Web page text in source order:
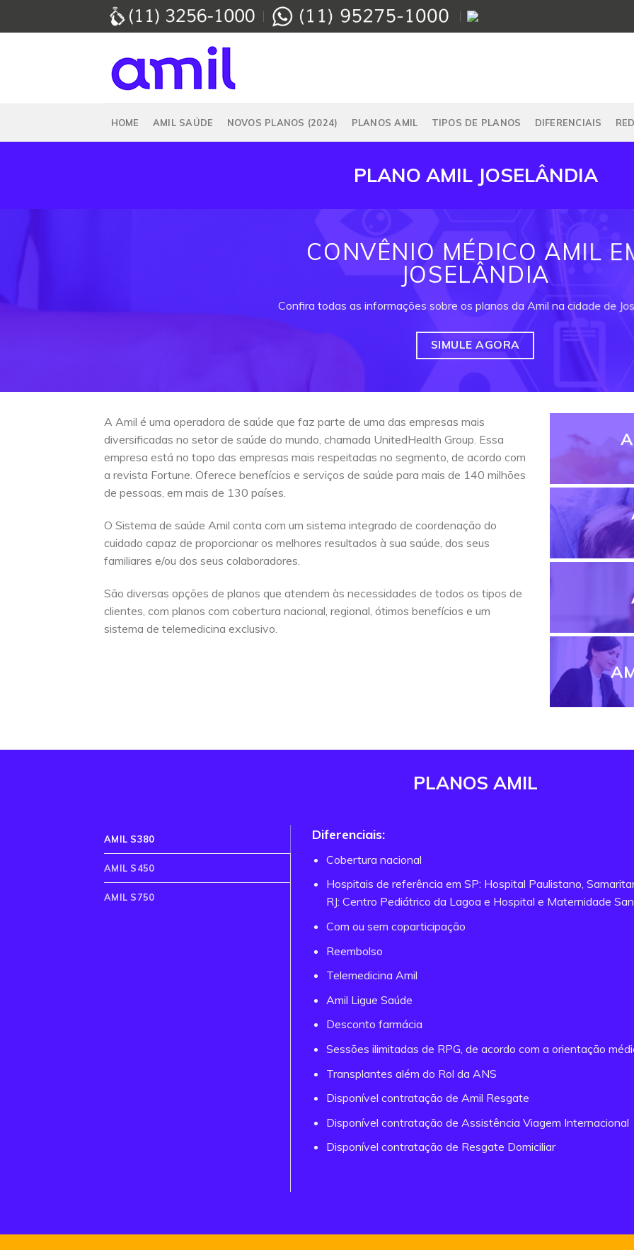
HOME AMIL SAÚDE NOVOS PLANOS (2024) PLANOS AMIL TIPOS DE PLANOS DIFERENCIAIS
PLANO AMIL JOSELÂNDIA
CONVÊNIO MÉDICO AMIL
JOSELÂNDIA
Confira todas as informações sobre os planos da Amil na cidade de
SIMULE AGORA
A Amil é uma operadora de saúde que faz parte de uma das empresas mais
diversificadas no setor de saúde do mundo, chamada UnitedHealth Group. Essa
empresa está no topo das empresas mais respeitadas no segmento, de acordo com
a revista Fortune. Oferece benefícios e serviços de saúde para mais de 140 milhões
de pessoas, em mais de 130 países.
O Sistema de saúde Amil conta com um sistema integrado de coordenação do
cuidado capaz de proporcionar os melhores resultados à sua saúde, dos seus
familiares e/ou dos seus colaboradores.
São diversas opções de planos que atendem às necessidades de todos os tipos de
clientes, com planos com cobertura nacional, regional, ótimos benefícios e um
sistema de telemedicina exclusivo.
PLANOS AMIL
AMIL S380
AMIL S450
AMIL S750
Diferenciais:
Cobertura nacional
Hospitais de referência em SP: Hospital Paulistano,
RJ: Centro Pediátrico da Lagoa e Hospital e Maternidade
Com ou sem coparticipação
Reembolso
Telemedicina Amil
Amil Ligue Saúde
Desconto farmácia
Sessões ilimitadas de RPG, de acordo com a orientação
Transplantes além do Rol da ANS
Disponível contratação de Amil Resgate
Disponível contratação de Assistência Viagem Internacional
Disponível contratação de Resgate Domiciliar